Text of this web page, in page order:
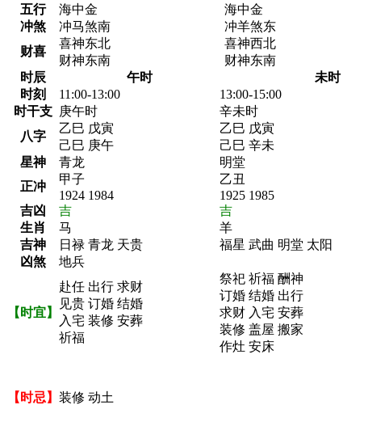
五行
海中金 海中金
冲煞
冲马煞南 冲羊煞东
财喜
喜神东北
财神东南
喜神西北
财神东南
时辰
午时 未时
时刻
11:00-13:00 13:00-15:00
时干支
庚午时 辛未时
八字
乙巳 戊寅
己巳 庚午
乙巳 戊寅
己巳 辛未
星神
青龙 明堂
正冲
甲子
1924 1984
乙丑
1925 1985
吉凶
吉 吉
生肖
马 羊
吉神
日禄 青龙 天贵 福星 武曲 明堂 太阳
凶煞
地兵
【时宜】
赴任 出行 求财
见贵 订婚 结婚
入宅 装修 安葬
祈福
祭祀 祈福 酬神
订婚 结婚 出行
求财 入宅 安葬
装修 盖屋 搬家
作灶 安床
【时忌】 装修 动土